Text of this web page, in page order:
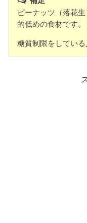
ピーナッツ（落花
的低めの食材です。
糖質制限をしている